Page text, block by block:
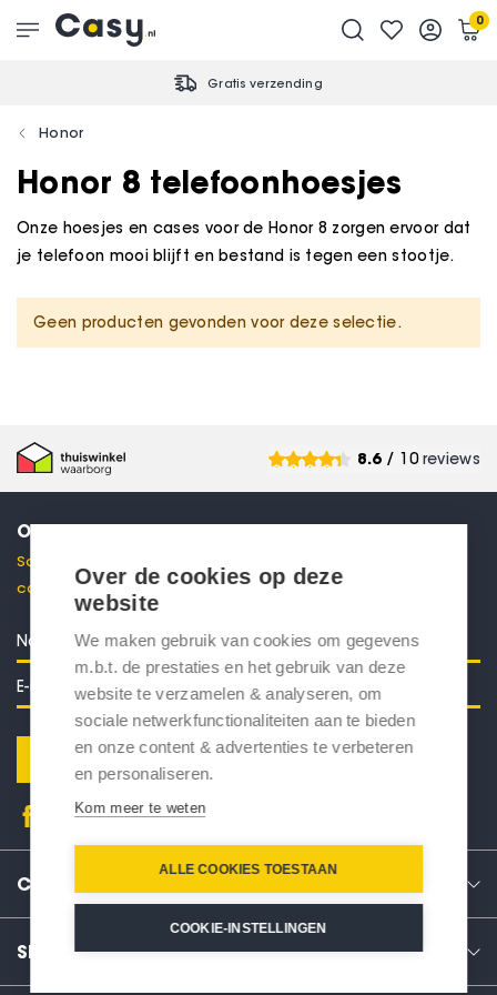
Gratis verzending
0
Honor
Honor 8 telefoonhoesjes
Onze hoesjes en cases voor de Honor 8 zorgen ervoor dat
je telefoon mooi blijft en bestand is tegen een stootje.
Geen producten gevonden voor deze selectie.
8.6/ 10 reviews
ONTVANG 10% KORTING
Schrijf je in voor onze nieuwsbrief en ontvang direct een
code voor 10% korting in je mailbox.
Verstuur
CONTACT
SERVICE
Over de cookies op deze
website
We maken gebruik van cookies om gegevens
m.b.t. de prestaties en het gebruik van deze
website te verzamelen & analyseren, om
sociale netwerkfunctionaliteiten aan te bieden
en onze content & advertenties te verbeteren
en personaliseren.
Kom meer te weten
ALLE COOKIES TOESTAAN
COOKIE-INSTELLINGEN